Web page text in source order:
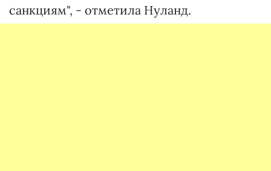
санкциям", - отметила Нуланд.